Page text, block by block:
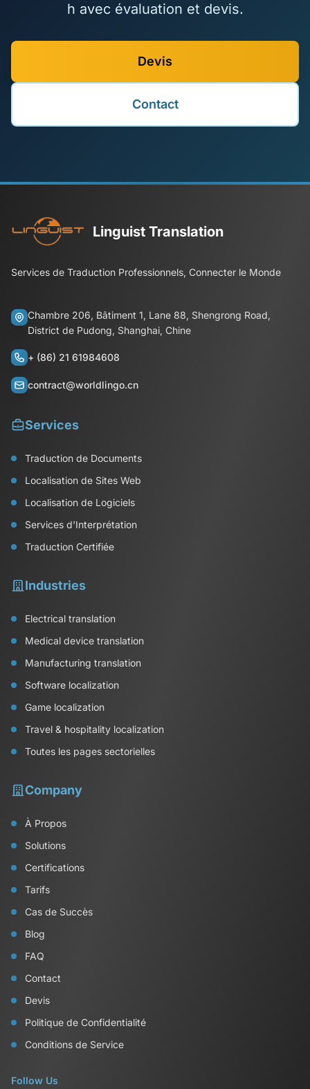
h avec évaluation et devis.
Devis
Contact
Linguist Translation
Services de Traduction Professionnels, Connecter le Monde
Chambre 206, Bâtiment 1, Lane 88, Shengrong Road,
District de Pudong, Shanghai, Chine
+ (86) 21 61984608
contract@worldlingo.cn
Services
Traduction de Documents
Localisation de Sites Web
Localisation de Logiciels
Services d'Interprétation
Traduction Certifiée
Industries
Electrical translation
Medical device translation
Manufacturing translation
Software localization
Game localization
Travel & hospitality localization
Toutes les pages sectorielles
Company
À Propos
Solutions
Certifications
Tarifs
Cas de Succès
Blog
FAQ
Contact
Devis
Politique de Confidentialité
Conditions de Service
Follow Us